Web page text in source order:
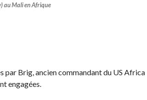
au Mali en Afrique
par Brig, ancien commandant du US Africa
engagées.